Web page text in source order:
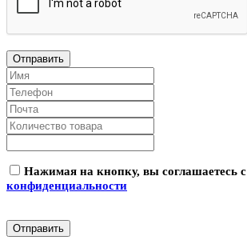
Нажимая на кнопку, вы соглашаетесь с
конфиденциальности